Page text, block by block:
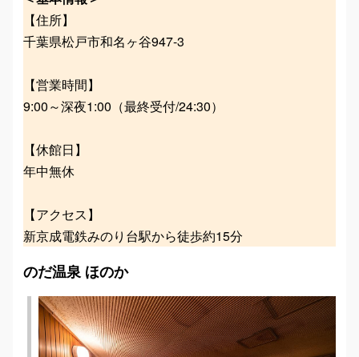
【住所】
千葉県松戸市和名ヶ谷947-3
【営業時間】
9:00～深夜1:00（最終受付/24:30）
【休館日】
年中無休
【アクセス】
新京成電鉄みのり台駅から徒歩約15分
のだ温泉 ほのか